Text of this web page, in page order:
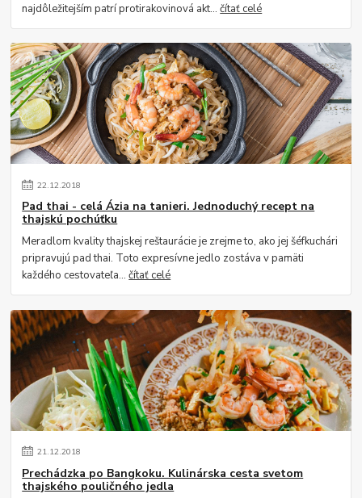
najdôležitejším patrí protirakovinová akt...čítať celé
22.12.2018
Pad thai - celá Ázia na tanieri. Jednoduchý recept na
thajskú pochúťku
Meradlom kvality thajskej reštaurácie je zrejme to, ako jej šéfkuchári
pripravujú pad thai. Toto expresívne jedlo zostáva v pamäti
každého cestovateľa...čítať celé
21.12.2018
Prechádzka po Bangkoku. Kulinárska cesta svetom
thajského pouličného jedla